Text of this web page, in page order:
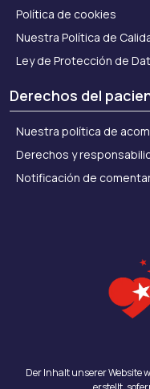
Política de cookies
Nuestra Política de
Ley de Protección de
Derechos del
Nuestra política de
Derechos y
Notificación de
Der Inhalt unserer Website